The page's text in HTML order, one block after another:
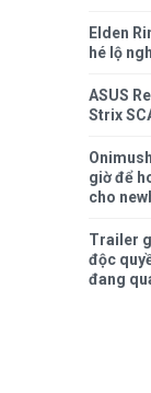
Elden
hé lộ
ASUS
Strix
giờ để
cho
Trailer
độc
đang